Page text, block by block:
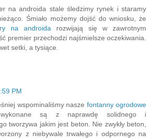
na androida stale śledzimy rynek i staramy
Śmiało możemy dojść do wniosku, że
na androida rozwijają się w zawrotnym
premier przechodzi najśmielsze oczekiwania.
setki, a tysiące.
PM
wspominaliśmy nasze fontanny ogrodowe
są z naprawdę solidnego i
tworzywa jakim jest beton. Nie zwykły beton,
z niebywale trwałego i odpornego na